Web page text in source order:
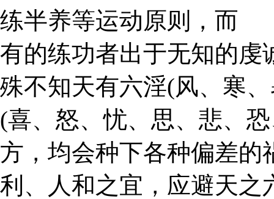
练半养等运动原则，而
有的练功者出于无知的虔
殊不知天有六淫(风、寒
(喜、怒、忧、思、悲、
方，均会种下各种偏差的
利、人和之宜，应避天之